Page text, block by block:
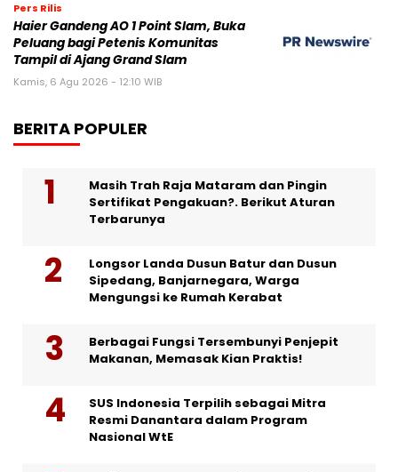
Pers Rilis
Haier Gandeng AO 1 Point Slam, Buka
Peluang bagi Petenis Komunitas
Tampil di Ajang Grand Slam
Kamis, 6 Agu 2026 - 12:10 WIB
BERITA POPULER
Masih Trah Raja Mataram dan Pingin
Sertifikat Pengakuan?. Berikut Aturan
Terbarunya
Longsor Landa Dusun Batur dan Dusun
Sipedang, Banjarnegara, Warga
Mengungsi ke Rumah Kerabat
Berbagai Fungsi Tersembunyi Penjepit
Makanan, Memasak Kian Praktis!
SUS Indonesia Terpilih sebagai Mitra
Resmi Danantara dalam Program
Nasional WtE